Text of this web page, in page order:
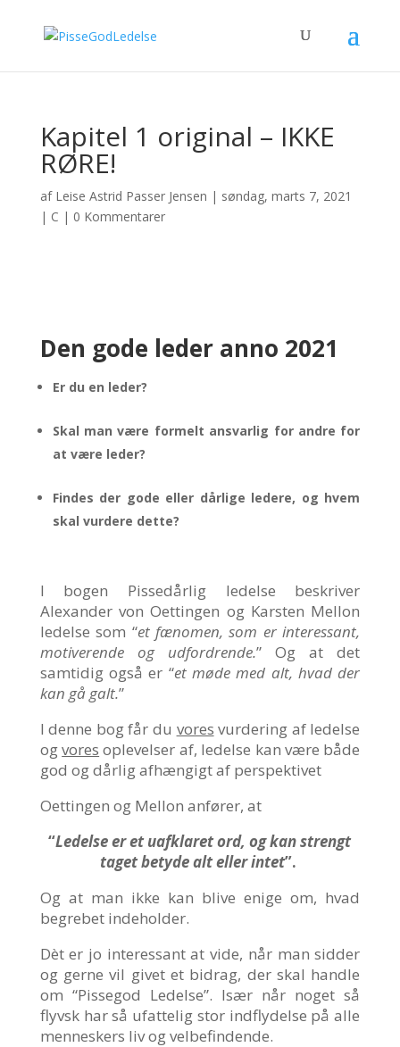
Kapitel 1 original – IKKE
RØRE!
af Leise Astrid Passer Jensen | søndag, marts 7, 2021
| C | 0 Kommentarer
Den gode leder anno 2021
Er du en leder?
Skal man være formelt ansvarlig for andre for
at være leder?
Findes der gode eller dårlige ledere, og hvem
skal vurdere dette?
I bogen Pissedårlig ledelse beskriver
Alexander von Oettingen og Karsten Mellon
ledelse som “et fænomen, som er interessant,
motiverende og udfordrende.” Og at det
samtidig også er “et møde med alt, hvad der
kan gå galt.”
I denne bog får du vores vurdering af ledelse
ogvores oplevelser af, ledelse kan være både
god og dårlig afhængigt af perspektivet
Oettingen og Mellon anfører, at
“Ledelse er et uafklaret ord, og kan strengt
taget betyde alt eller intet”.
Og at man ikke kan blive enige om, hvad
begrebet indeholder.
Dèt er jo interessant at vide, når man sidder
og gerne vil givet et bidrag, der skal handle
om “Pissegod Ledelse”. Især når noget så
flyvsk har så ufattelig stor indflydelse på alle
menneskers liv og velbefindende.